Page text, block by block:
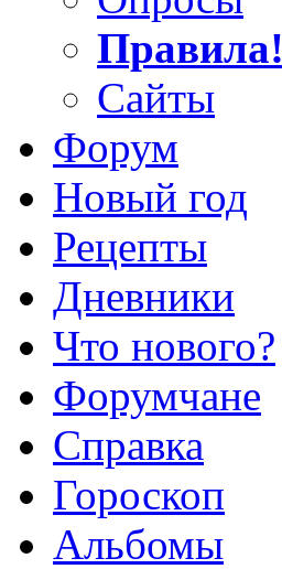
Правила!
Сайты
Форум
Новый год
Рецепты
Дневники
Что нового?
Форумчане
Справка
Гороскоп
Альбомы